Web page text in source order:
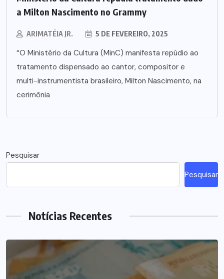
a Milton Nascimento no Grammy
ARIMATÉIA JR. 5 DE FEVEREIRO, 2025
“O Ministério da Cultura (MinC) manifesta repúdio ao
tratamento dispensado ao cantor, compositor e
multi-instrumentista brasileiro, Milton Nascimento, na
cerimônia
Pesquisar
Pesquisar
Notícias Recentes